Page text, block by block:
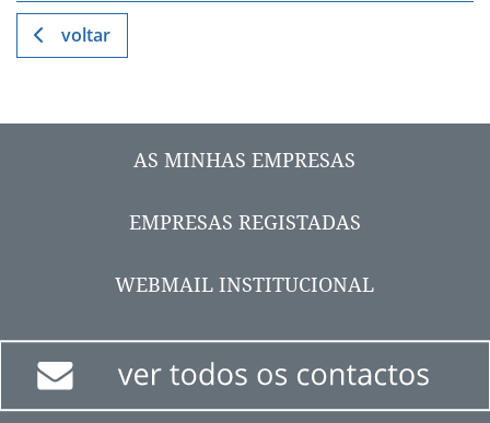
voltar
AS MINHAS EMPRESAS
EMPRESAS REGISTADAS
WEBMAIL INSTITUCIONAL